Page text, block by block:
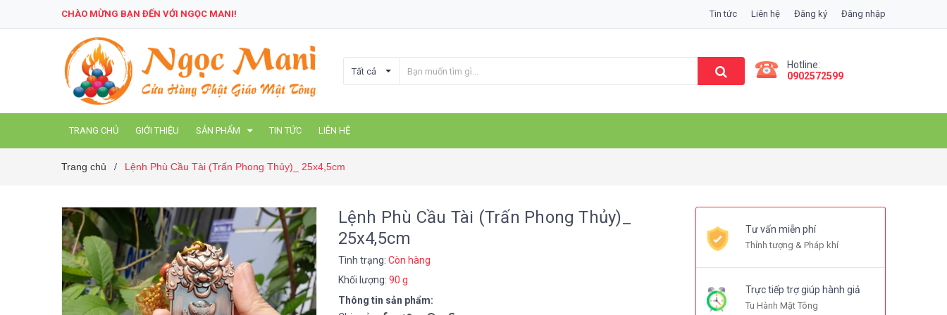
CHÀO MỪNG BẠN ĐẾN VỚI NGỌC MANI! Tin tức Liên hệ Đăng ký Đăng nhập
Tất cả
Hotline:
0902572599
TRANG CHỦ GIỚI THIỆU SẢN PHẨM TIN TỨC LIÊN HỆ
Trang chủ / Lệnh Phù Cầu Tài (Trấn Phong Thủy)_ 25x4,5cm
Lệnh Phù Cầu Tài (Trấn Phong Thủy)_
25x4,5cm
Tình trạng: Còn hàng
Khối lượng: 90 g
Thông tin sản phẩm:
Tư vấn miễn phí
Thỉnh tượng & Pháp khí
Trực tiếp trợ giúp hành giả
Tu Hành Mật Tông